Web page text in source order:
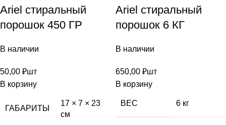
Ariel стиральный
порошок 450 ГР
В наличии
50,00 ₽шт
В корзину
ГАБАРИТЫ
17 × 7 × 23
см
Ariel стиральный
порошок 6 КГ
В наличии
650,00 ₽шт
В корзину
ВЕС 6 кг